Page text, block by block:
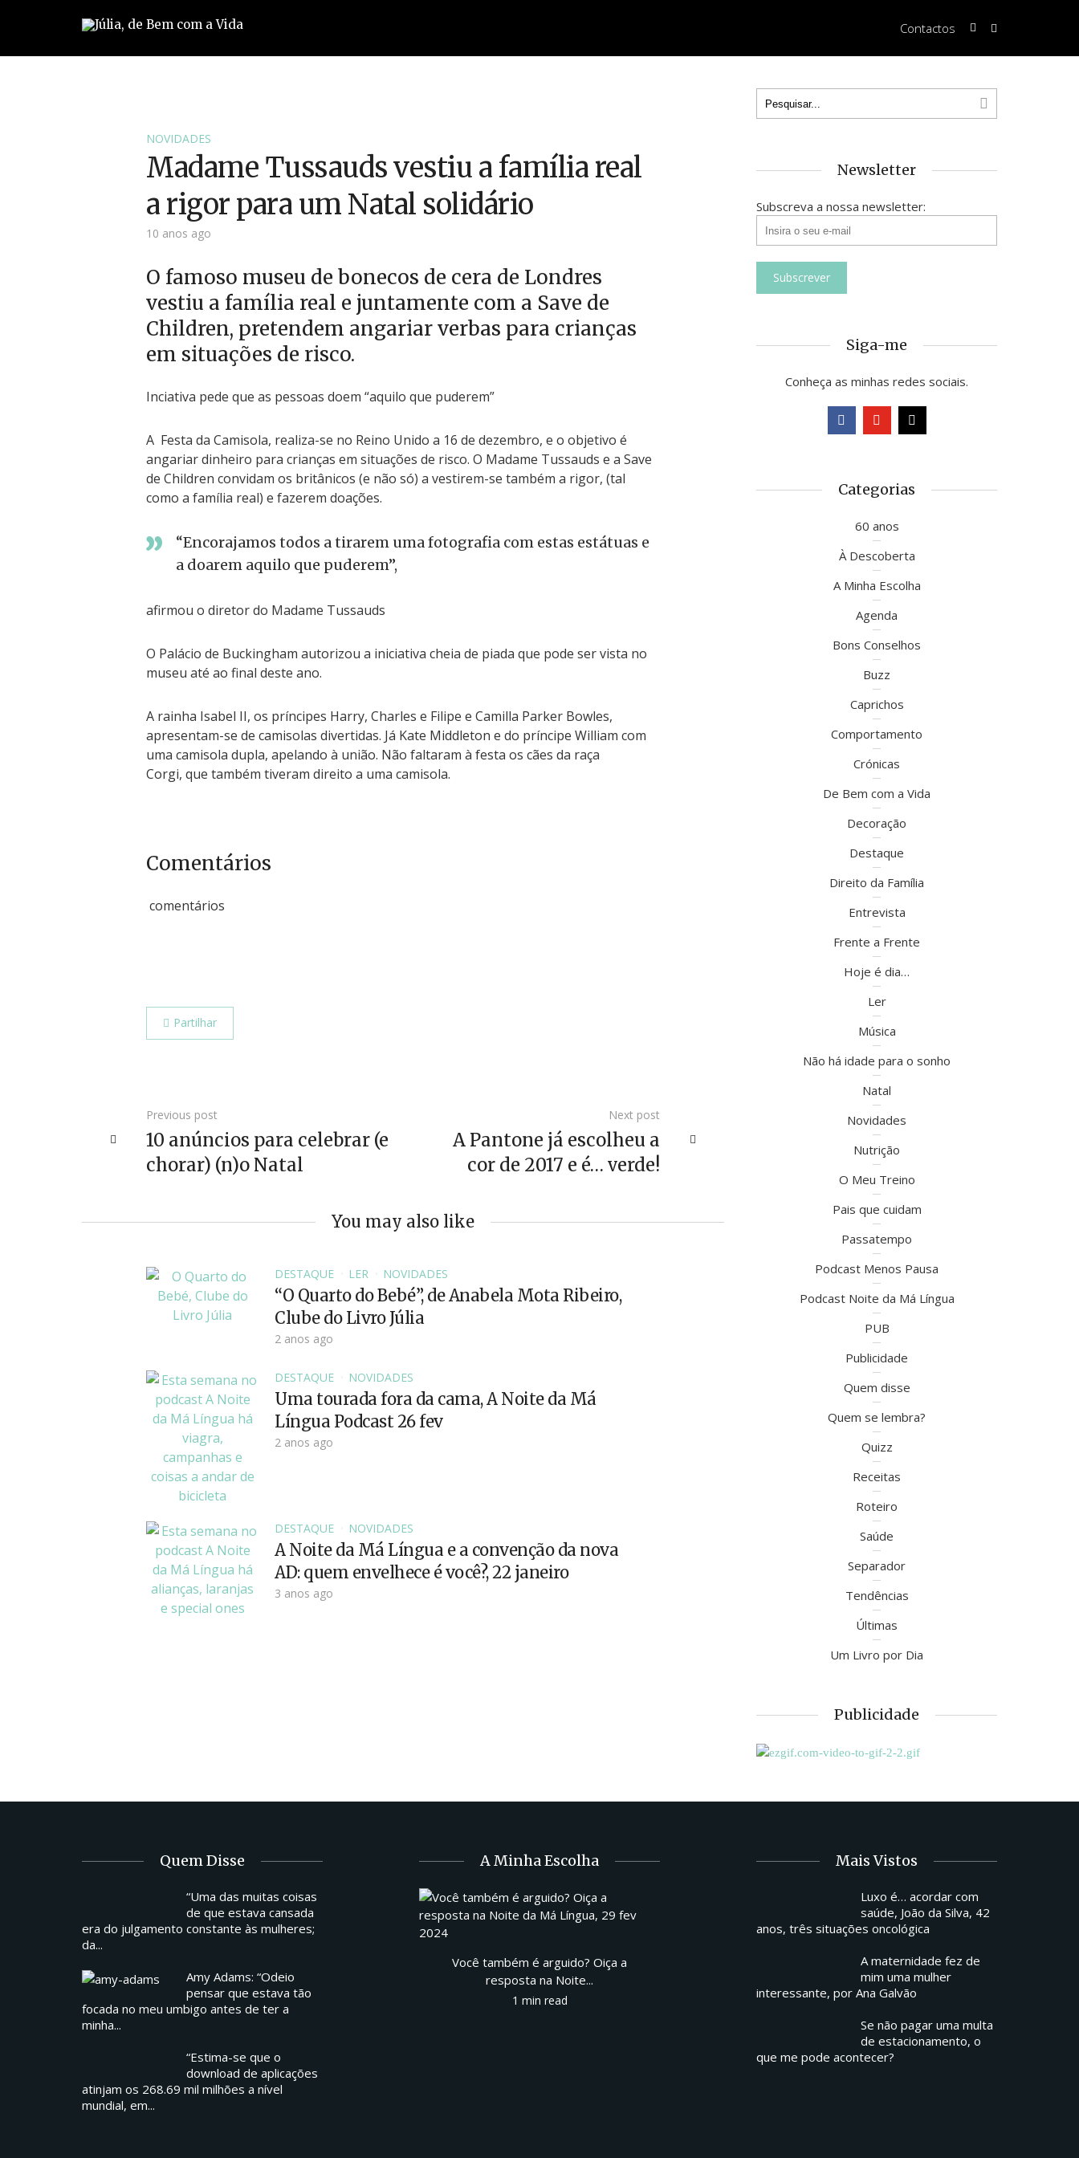
Contactos
NOVIDADES
Madame Tussauds vestiu a família real
a rigor para um Natal solidário
10 anos ago
O famoso museu de bonecos de cera de Londres
vestiu a família real e juntamente com a Save de
Children, pretendem angariar verbas para crianças
em situações de risco.
Inciativa pede que as pessoas doem “aquilo que puderem”
A Festa da Camisola, realiza-se no Reino Unido a 16 de dezembro, e o objetivo é
angariar dinheiro para crianças em situações de risco. O Madame Tussauds e a Save
de Children convidam os britânicos (e não só) a vestirem-se também a rigor, (tal
como a família real) e fazerem doações.
“Encorajamos todos a tirarem uma fotografia com estas estátuas e
a doarem aquilo que puderem”,
afirmou o diretor do Madame Tussauds
O Palácio de Buckingham autorizou a iniciativa cheia de piada que pode ser vista no
museu até ao final deste ano.
A rainha Isabel II, os príncipes Harry, Charles e Filipe e Camilla Parker Bowles,
apresentam-se de camisolas divertidas. Já Kate Middleton e do príncipe William com
uma camisola dupla, apelando à união. Não faltaram à festa os cães da raça
Corgi, que também tiveram direito a uma camisola.
Comentários
comentários
Partilhar
Previous post
10 anúncios para celebrar (e
chorar) (n)o Natal
Next post
A Pantone já escolheu a
cor de 2017 e é… verde!
You may also like
DESTAQUE LER NOVIDADES
“O Quarto do Bebé”, de Anabela Mota Ribeiro,
Clube do Livro Júlia
2 anos ago
DESTAQUE NOVIDADES
Uma tourada fora da cama, A Noite da Má
Língua Podcast 26 fev
2 anos ago
DESTAQUE NOVIDADES
A Noite da Má Língua e a convenção da nova
AD: quem envelhece é você?, 22 janeiro
3 anos ago
Newsletter
Subscreva a nossa newsletter:
Siga-me
Conheça as minhas redes sociais.
Categorias
60 anos
À Descoberta
A Minha Escolha
Agenda
Bons Conselhos
Buzz
Caprichos
Comportamento
Crónicas
De Bem com a Vida
Decoração
Destaque
Direito da Família
Entrevista
Frente a Frente
Hoje é dia…
Ler
Música
Não há idade para o sonho
Natal
Novidades
Nutrição
O Meu Treino
Pais que cuidam
Passatempo
Podcast Menos Pausa
Podcast Noite da Má Língua
PUB
Publicidade
Quem disse
Quem se lembra?
Quizz
Receitas
Roteiro
Saúde
Separador
Tendências
Últimas
Um Livro por Dia
Publicidade
Quem Disse
“Uma das muitas coisas
de que estava cansada
era do julgamento constante às mulheres;
da...
Amy Adams: “Odeio
pensar que estava tão
focada no meu umbigo antes de ter a
minha...
“Estima-se que o
download de aplicações
atinjam os 268.69 mil milhões a nível
mundial, em...
A Minha Escolha
Você também é arguido? Oiça a
resposta na Noite...
1 min read
Mais Vistos
Luxo é… acordar com
saúde, João da Silva, 42
anos, três situações oncológica
A maternidade fez de
mim uma mulher
interessante, por Ana Galvão
Se não pagar uma multa
de estacionamento, o
que me pode acontecer?